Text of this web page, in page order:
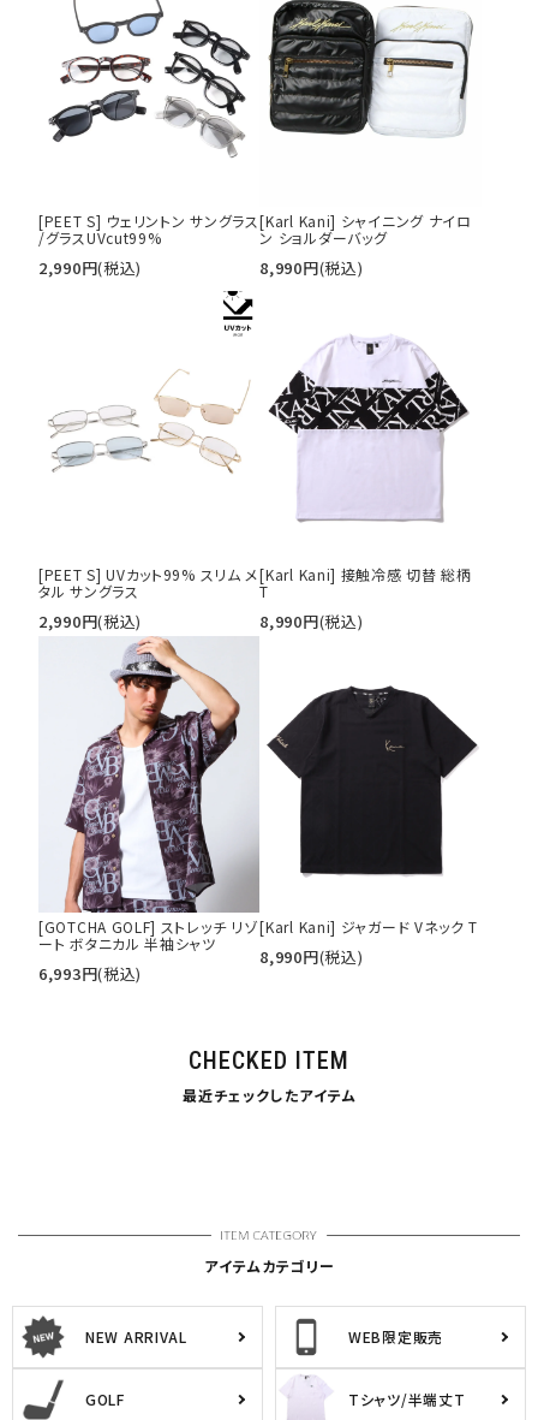
[PEET S] ウェリントン サングラス
/グラスUVcut99%
2,990円(税込)
[Karl Kani] シャイニング ナイロ
ン ショルダーバッグ
8,990円(税込)
[PEET S] UVカット99% スリム メ
タル サングラス
2,990円(税込)
[Karl Kani] 接触冷感 切替 総柄
T
8,990円(税込)
[GOTCHA GOLF] ストレッチ リゾ
ート ボタニカル 半袖シャツ
6,993円(税込)
[Karl Kani] ジャガード Vネック T
8,990円(税込)
CHECKED ITEM
最近チェックしたアイテム
アイテムカテゴリー
NEW ARRIVAL WEB限定販売
GOLF Tシャツ/半端丈T